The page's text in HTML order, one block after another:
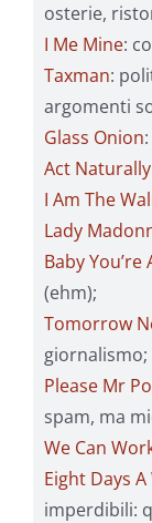
osterie,
I Me Mine:
Taxman:
argomenti
Glass Onion
Act Naturally
I Am The
Lady
Baby You’re
(ehm);
Tomorrow
giornalismo;
Please Mr
spam, ma
We Can
Eight Days A
imperdibili: